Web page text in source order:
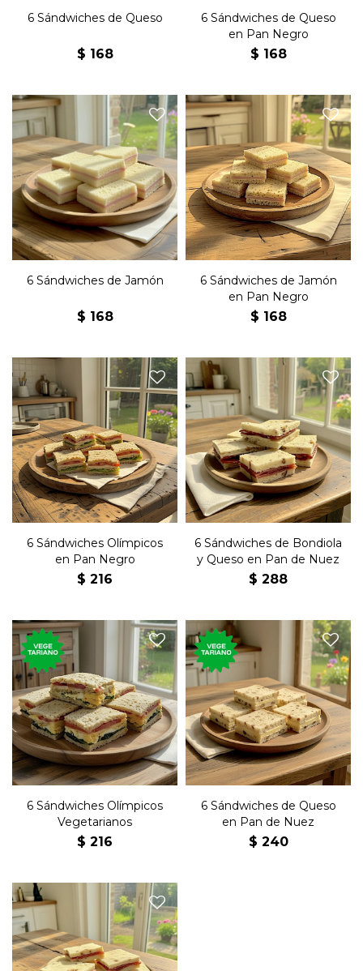
6 Sándwiches de Queso
$ 168
6 Sándwiches de Queso
en Pan Negro
$ 168
Seis sándwiches de copetín
con jamón y manteca en
pan blanco.
6 Sándwiches de Jamón
$ 168
Seis sándwiches de copetín
con jamón y manteca en
pan negro.
6 Sándwiches de Jamón
en Pan Negro
$ 168
Seis sándwiches de copetín
olímpicos con jamón, queso,
lechuga, tomate, huevo
duro, manteca y mayonesa
en pan negro.
6 Sándwiches Olímpicos
en Pan Negro
$ 216
Seis sándwiches de copetín
con bondiola, queso y
manteca en pan de nuez.
6 Sándwiches de Bondiola
y Queso en Pan de Nuez
$ 288
Seis sándwiches de copetín
olímpicos vegetarianos con
queso, lechuga, tomate,
huevo duro, manteca y
mayonesa en pan negro.
6 Sándwiches Olímpicos
Vegetarianos
$ 216
Seis sándwiches de copetín
con queso y manteca en
pan de nuez.
6 Sándwiches de Queso
en Pan de Nuez
$ 240
Seis sándwiches de copetín
con bondiola y manteca en